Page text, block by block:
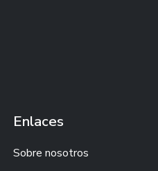
Enlaces
Sobre nosotros